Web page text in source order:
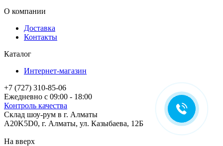
О компании
Доставка
Контакты
Каталог
Интернет-магазин
+7 (727) 310-85-06
Ежедневно с 09:00 - 18:00
Контроль качества
Склад шоу-рум в г. Алматы
A20K5D0, г. Алматы, ул. Казыбаева, 12Б
На вверх